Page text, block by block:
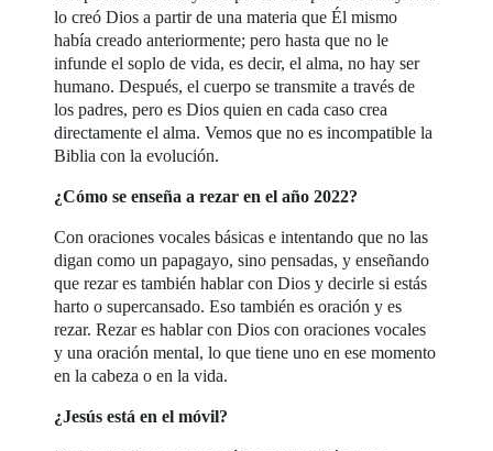
lo creó Dios a partir de una materia que Él mismo
había creado anteriormente; pero hasta que no le
infunde el soplo de vida, es decir, el alma, no hay ser
humano. Después, el cuerpo se transmite a través de
los padres, pero es Dios quien en cada caso crea
directamente el alma. Vemos que no es incompatible la
Biblia con la evolución.
¿Cómo se enseña a rezar en el año 2022?
Con oraciones vocales básicas e intentando que no las
digan como un papagayo, sino pensadas, y enseñando
que rezar es también hablar con Dios y decirle si estás
harto o supercansado. Eso también es oración y es
rezar. Rezar es hablar con Dios con oraciones vocales
y una oración mental, lo que tiene uno en ese momento
en la cabeza o en la vida.
¿Jesús está en el móvil?